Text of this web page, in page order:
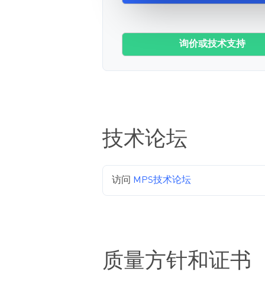
询价或技术支持
技术论坛
访问 MPS技术论坛
质量方针和证书